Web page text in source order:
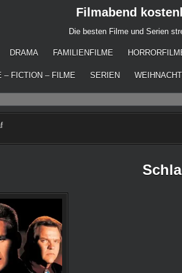
Filmabend
Die besten Filme und Serien
DRAMA FAMILIENFILME
– FICTION – FILME SERIEN